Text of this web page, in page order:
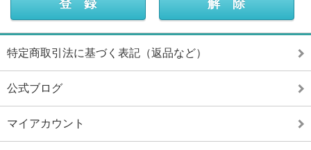
特定商取引法に基づく表記（返品など）
公式ブログ
マイアカウント